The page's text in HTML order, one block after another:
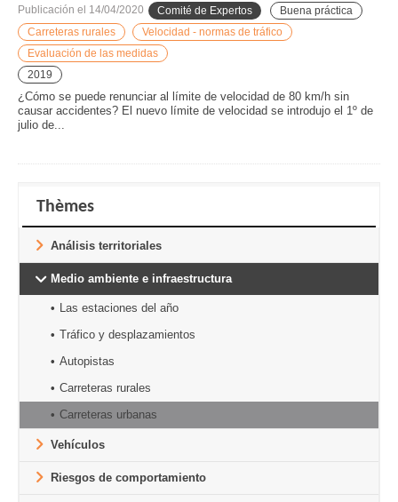
Publicación el 14/04/2020 Comité de Expertos
Buena práctica
Carreteras rurales
Velocidad - normas de tráfico
Evaluación de las medidas
2019
¿Cómo se puede renunciar al límite de velocidad de 80 km/h sin
causar accidentes? El nuevo límite de velocidad se introdujo el 1º de
julio de...
Thèmes
Análisis territoriales
Medio ambiente e infraestructura
Las estaciones del año
Tráfico y desplazamientos
Autopistas
Carreteras rurales
Carreteras urbanas
Vehículos
Riesgos de comportamiento